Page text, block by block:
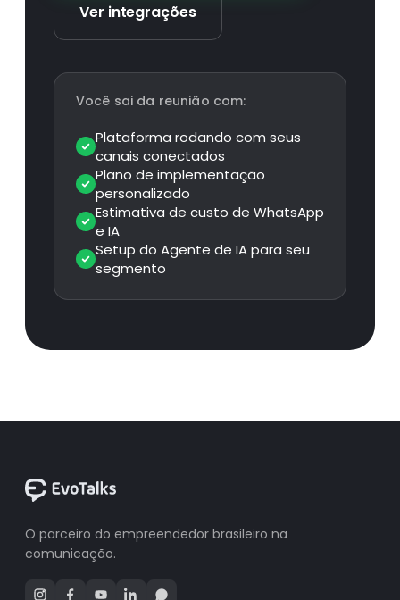
Ver integrações
Você sai da reunião com:
Plataforma rodando com seus
canais conectados
Plano de implementação
personalizado
Estimativa de custo de WhatsApp
e IA
Setup do Agente de IA para seu
segmento
O parceiro do empreendedor brasileiro na
comunicação.